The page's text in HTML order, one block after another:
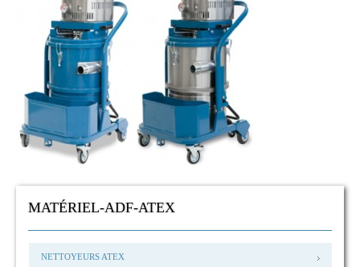
MATÉRIEL-ADF-ATEX
NETTOYEURS ATEX